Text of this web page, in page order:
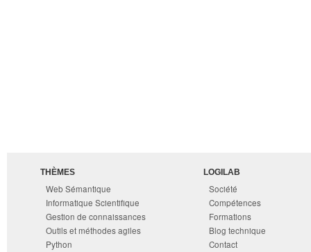
THÈMES
Web Sémantique
Informatique Scientifique
Gestion de connaissances
Outils et méthodes agiles
Python
LOGILAB
Société
Compétences
Formations
Blog technique
Contact